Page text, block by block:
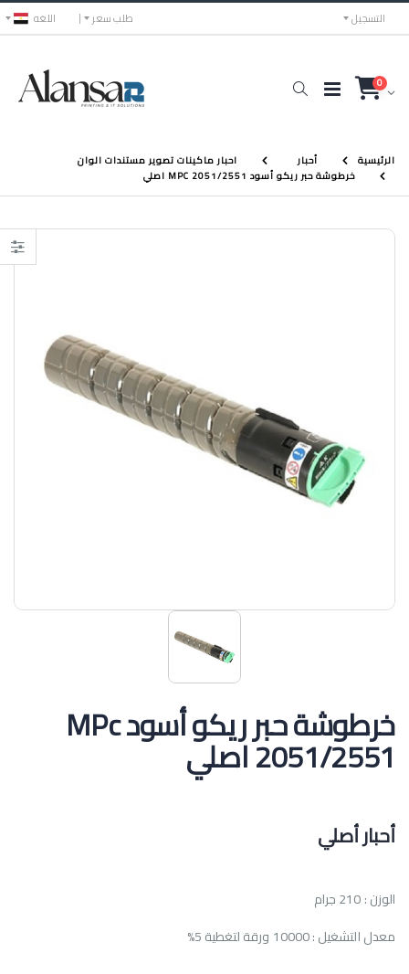
اللغه طلب سعر التسجيل
0
الرئيسية أحبار
احبار ماكينات تصوير مستندات الوان
خرطوشة حبر ريكو أسود MPC 2051/2551 اصلي
خرطوشة حبر ريكو أسود MPc
2051/2551 اصلي
أحبار أصلي
الوزن : 210 جرام
معدل التشغيل : 10000 ورقة لتغطية 5%